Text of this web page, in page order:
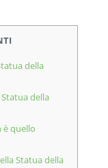
della
della
è quello
Statua della